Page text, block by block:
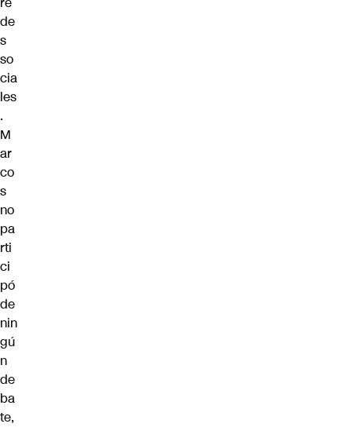
de
s
so
cia
les
.
M
ar
co
s
no
pa
rti
ci
pó
de
nin
gú
n
de
ba
te,